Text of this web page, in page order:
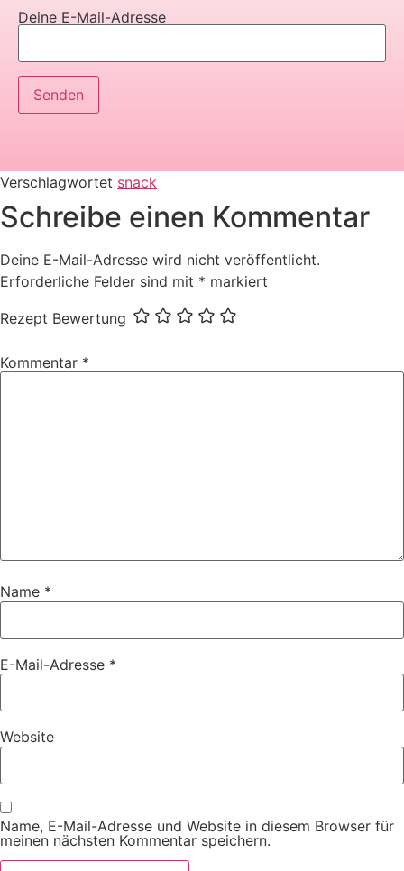
Deine E-Mail-Adresse
Verschlagwortet snack
Schreibe einen Kommentar
Deine E-Mail-Adresse wird nicht veröffentlicht.
Erforderliche Felder sind mit * markiert
Rezept Bewertung
Kommentar *
Name *
E-Mail-Adresse *
Website
Name, E-Mail-Adresse und Website in diesem Browser für
meinen nächsten Kommentar speichern.